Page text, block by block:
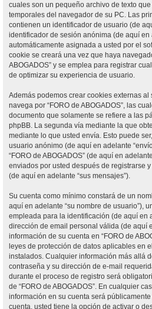
cuales son un pequeño archivo de texto
temporales del navegador de su PC. Las
contienen un identificador de usuario (de
identificador de sesión anónima (de aquí en
automáticamente asignada a usted por el
cookie se creará una vez que haya
ABOGADOS” y se emplea para registrar
de optimizar su experiencia de usuario.
Además podemos crear cookies externas al
navega por “FORO de ABOGADOS”, las
documento que solamente se refiere a las
phpBB. La segunda vía mediante la que
mediante lo que usted envía. Esto puede
usuario anónimo (de aquí en adelante
“FORO de ABOGADOS” (de aquí en
enviados por usted después de registrarse
(de aquí en adelante “sus mensajes”).
Su cuenta como mínimo constará de un
aquí en adelante “su nombre de usuario”),
empleada para la identificación (de aquí en
dirección de email personal válida (de aquí
información de su cuenta en “FORO de
leyes de protección de datos aplicables en
instalados. Cualquier información más allá
contraseña y su dirección de e-mail
durante el proceso de registro será
de “FORO de ABOGADOS”. En cualquier
información en su cuenta será
cuenta, usted tiene la opción de activar o